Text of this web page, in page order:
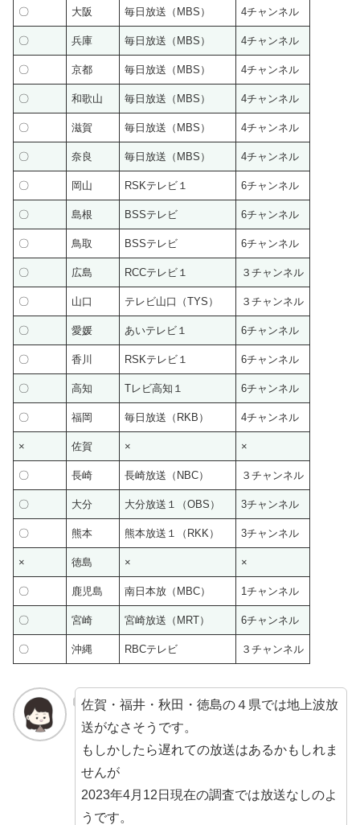
〇 大阪 毎日放送（MBS） 4チャンネル
〇 兵庫 毎日放送（MBS） 4チャンネル
〇 京都 毎日放送（MBS） 4チャンネル
〇 和歌山 毎日放送（MBS） 4チャンネル
〇 滋賀 毎日放送（MBS） 4チャンネル
〇 奈良 毎日放送（MBS） 4チャンネル
〇 岡山 RSKテレビ１ 6チャンネル
〇 島根 BSSテレビ 6チャンネル
〇 鳥取 BSSテレビ 6チャンネル
〇 広島 RCCテレビ１ ３チャンネル
〇 山口 テレビ山口（TYS） ３チャンネル
〇 愛媛 あいテレビ１ 6チャンネル
〇 香川 RSKテレビ１ 6チャンネル
〇 高知 Tレビ高知１ 6チャンネル
〇 福岡 毎日放送（RKB） 4チャンネル
× 佐賀 × ×
〇 長崎 長崎放送（NBC） ３チャンネル
〇 大分 大分放送１（OBS） 3チャンネル
〇 熊本 熊本放送１（RKK） 3チャンネル
× 徳島 × ×
〇 鹿児島 南日本放（MBC） 1チャンネル
〇 宮崎 宮崎放送（MRT） 6チャンネル
〇 沖縄 RBCテレビ ３チャンネル
佐賀・福井・秋田・徳島の４県では地上波放
送がなさそうです。
もしかしたら遅れての放送はあるかもしれま
せんが
2023年4月12日現在の調査では放送なしのよ
うです。